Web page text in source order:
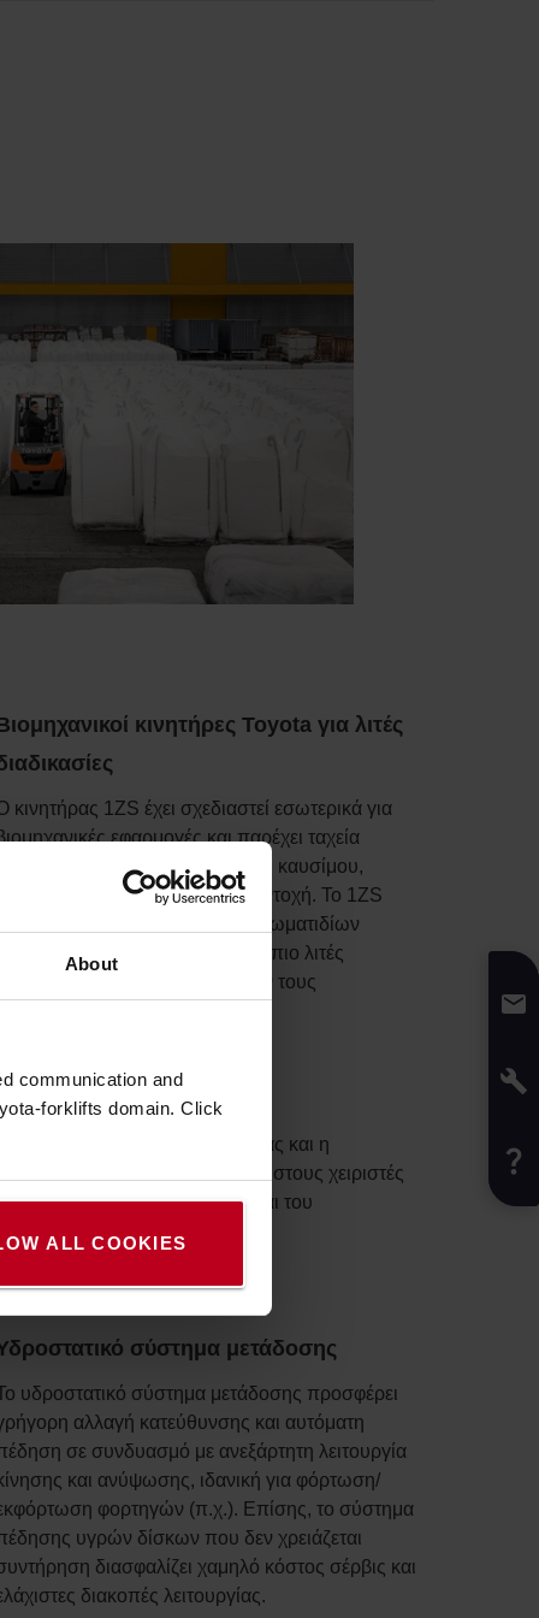
About
communication and
forklifts domain. Click
ALL COOKIES
κινητήρες Toyota για λιτές
κινητήρας 1ZS έχει σχεδιαστεί εσωτερικά για
εφαρμογές και παρέχει ταχεία
επιτάχυνση. Συνδυάζει απόδοση καυσίμου,
χαμηλή συντήρηση και υψηλή αντοχή. Το 1ZS
περιλαμβάνει ένα DPF (φίλτρο σωματιδίων
πετρελαίου) για πιο καθαρές και πιο λιτές
διαδικασίες που υπερκαλύπτουν τους
ορατότητα
Ο ιστός απρόσκοπτης ορατότητας και η
προστατευτική οροφή παρέχουν στους χειριστές
ορατότητα του φορτίου και του
σύστημα μετάδοσης
υδροστατικό σύστημα μετάδοσης προσφέρει
αλλαγή κατεύθυνσης και αυτόματη
σε συνδυασμό με ανεξάρτητη λειτουργία
και ανύψωσης, ιδανική για φόρτωση/
φορτηγών (π.χ.). Επίσης, το σύστημα
υγρών δίσκων που δεν χρειάζεται
διασφαλίζει χαμηλό κόστος σέρβις και
διακοπές λειτουργίας.